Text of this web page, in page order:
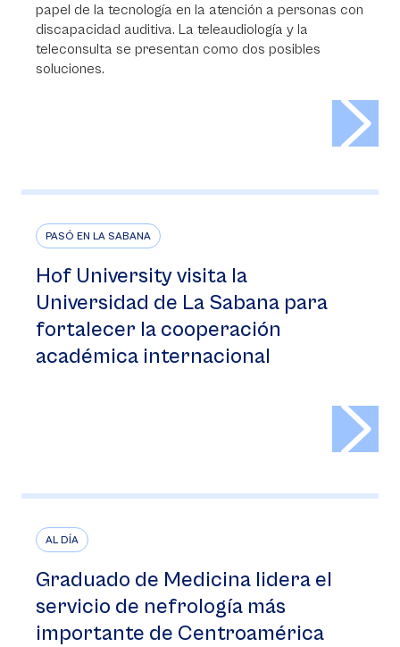
papel de la tecnología en la atención a personas con
discapacidad auditiva. La teleaudiología y la
teleconsulta se presentan como dos posibles
soluciones.
PASÓ EN LA SABANA
Hof University visita la
Universidad de La Sabana para
fortalecer la cooperación
académica internacional
AL DÍA
Graduado de Medicina lidera el
servicio de nefrología más
importante de Centroamérica